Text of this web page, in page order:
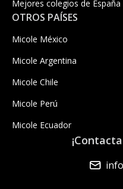
Mejores colegios de España
OTROS PAÍSES
Micole México
Micole Argentina
Micole Chile
Micole Perú
Micole Ecuador